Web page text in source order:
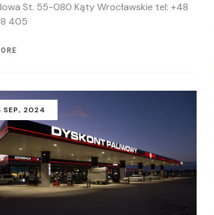
St. 55-080 Kąty Wrocławskie tel: +48
405
SEP, 2024